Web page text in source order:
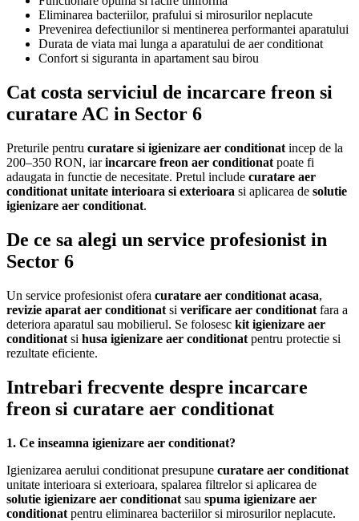
Eliminarea bacteriilor, prafului si mirosurilor neplacute
Prevenirea defectiunilor si mentinerea performantei aparatului
Durata de viata mai lunga a aparatului de aer conditionat
Confort si siguranta in apartament sau birou
Cat costa serviciul de incarcare freon si
curatare AC in Sector 6
Preturile pentru curatare si igienizare aer conditionat incep de la
200–350 RON, iarincarcare freon aer conditionat poate fi
adaugata in functie de necesitate. Pretul include curatare aer
conditionat unitate interioara si exterioara si aplicarea de solutie
igienizare aer conditionat.
De ce sa alegi un service profesionist in
Sector 6
Un service profesionist ofera curatare aer conditionat acasa,
revizie aparat aer conditionat si verificare aer conditionat fara a
deteriora aparatul sau mobilierul. Se folosesc kit igienizare aer
conditionat si husa igienizare aer conditionat pentru protectie si
rezultate eficiente.
Intrebari frecvente despre incarcare
freon si curatare aer conditionat
1. Ce inseamna igienizare aer conditionat?
Igienizarea aerului conditionat presupune curatare aer conditionat
unitate interioara si exterioara, spalarea filtrelor si aplicarea de
solutie igienizare aer conditionat sau spuma igienizare aer
conditionat pentru eliminarea bacteriilor si mirosurilor neplacute.